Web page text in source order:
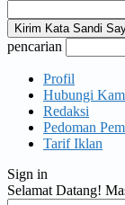
pencarian
Profil
Hubungi
Redaksi
Pedoman
Tarif Iklan
Sign in
Selamat Datang!